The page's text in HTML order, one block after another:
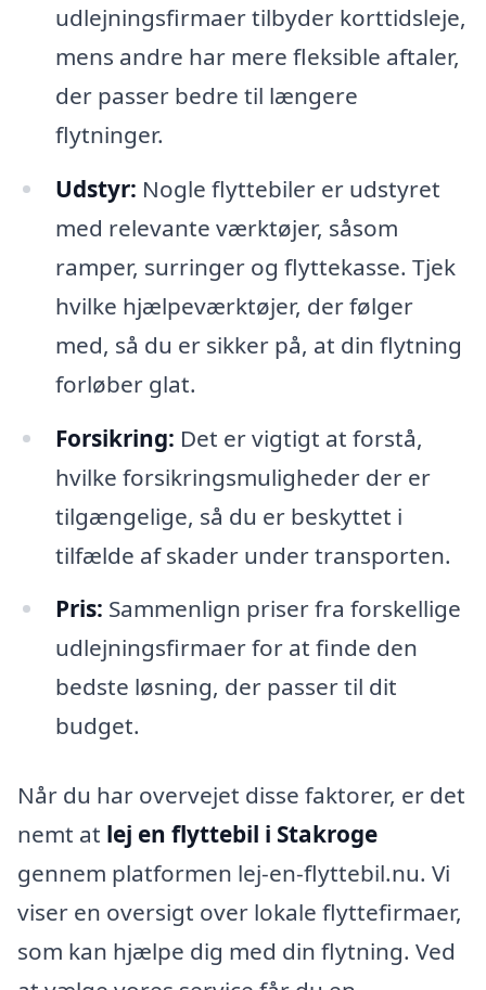
udlejningsfirmaer tilbyder korttidsleje,
mens andre har mere fleksible aftaler,
der passer bedre til længere
flytninger.
Udstyr: Nogle flyttebiler er udstyret
med relevante værktøjer, såsom
ramper, surringer og flyttekasse. Tjek
hvilke hjælpeværktøjer, der følger
med, så du er sikker på, at din flytning
forløber glat.
Forsikring: Det er vigtigt at forstå,
hvilke forsikringsmuligheder der er
tilgængelige, så du er beskyttet i
tilfælde af skader under transporten.
Pris: Sammenlign priser fra forskellige
udlejningsfirmaer for at finde den
bedste løsning, der passer til dit
budget.
Når du har overvejet disse faktorer, er det
nemt at lej en flyttebil i Stakroge
gennem platformen lej-en-flyttebil.nu. Vi
viser en oversigt over lokale flyttefirmaer,
som kan hjælpe dig med din flytning. Ved